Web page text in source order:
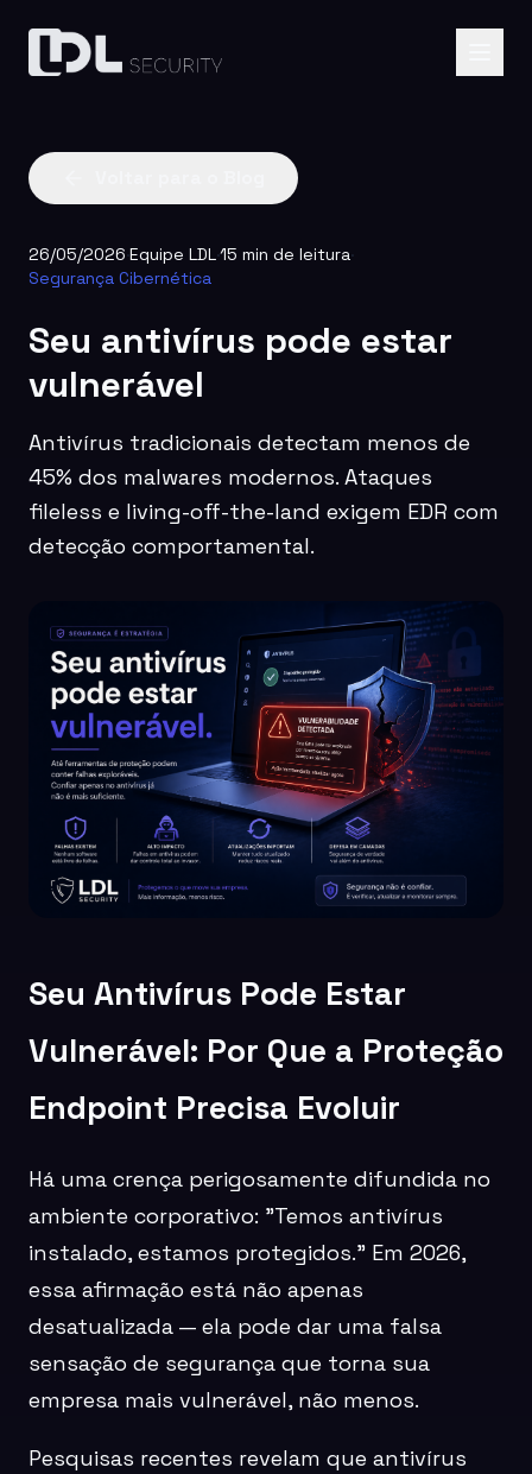
26/05/2026·Equipe LDL·15 min de leitura·
Segurança Cibernética
Seu antivírus pode estar
vulnerável
Antivírus tradicionais detectam menos de
45% dos malwares modernos. Ataques
fileless e living-off-the-land exigem EDR com
detecção comportamental.
Seu Antivírus Pode Estar
Vulnerável: Por Que a Proteção
Endpoint Precisa Evoluir
Há uma crença perigosamente difundida no
ambiente corporativo: "Temos antivírus
instalado, estamos protegidos." Em 2026,
essa afirmação está não apenas
desatualizada — ela pode dar uma falsa
sensação de segurança que torna sua
empresa mais vulnerável, não menos.
Pesquisas recentes revelam que antivírus